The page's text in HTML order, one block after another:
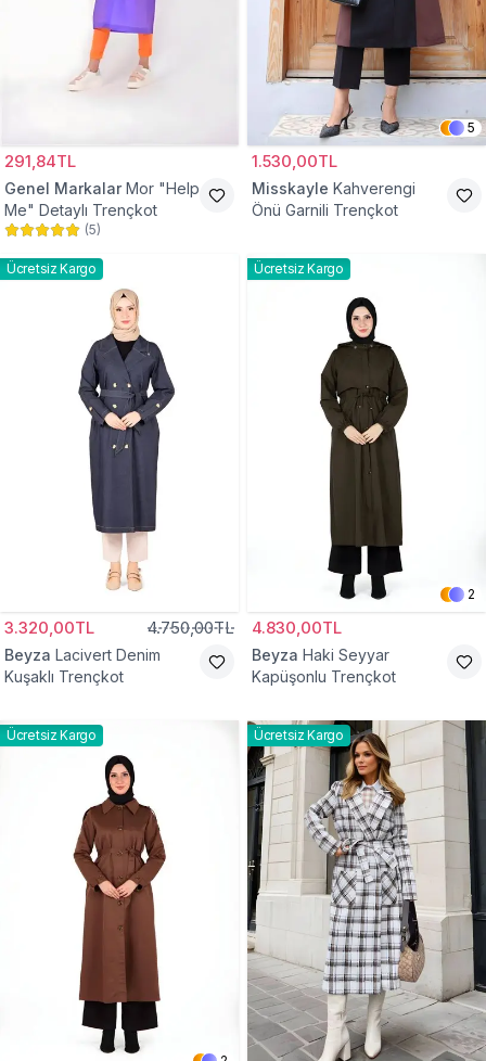
291,84TL
Genel Markalar Mor "Help
Me" Detaylı Trençkot
(5)
5
1.530,00TL
Misskayle Kahverengi
Önü Garnili Trençkot
Ücretsiz Kargo
3.320,00TL 4.750,00TL
Beyza Lacivert Denim
Kuşaklı Trençkot
Ücretsiz Kargo
2
4.830,00TL
Beyza Haki Seyyar
Kapüşonlu Trençkot
Ücretsiz Kargo Ücretsiz Kargo